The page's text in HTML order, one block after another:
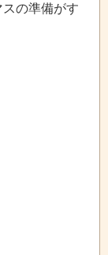
の準備がす